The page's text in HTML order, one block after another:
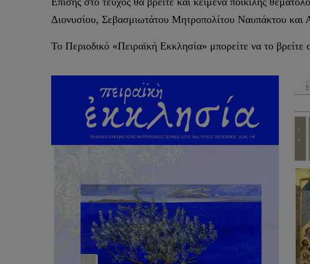
Διονυσίου, Σεβασμιωτάτου Μητροπολίτου Ναυπάκτου
Το Περιοδικό «Πειραϊκή Εκκλησία» μπορείτε να το